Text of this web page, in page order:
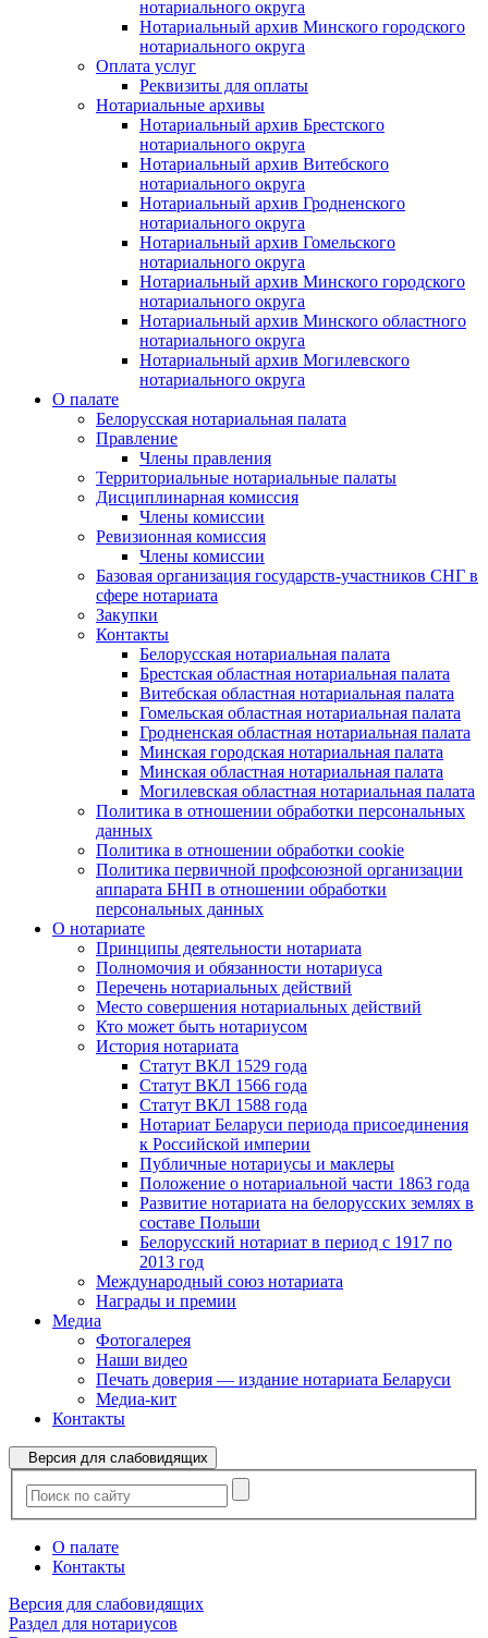
нотариального округа
Нотариальный архив Минского городского
нотариального округа
Оплата услуг
Реквизиты для оплаты
Нотариальные архивы
Нотариальный архив Брестского
нотариального округа
Нотариальный архив Витебского
нотариального округа
Нотариальный архив Гродненского
нотариального округа
Нотариальный архив Гомельского
нотариального округа
Нотариальный архив Минского городского
нотариального округа
Нотариальный архив Минского областного
нотариального округа
Нотариальный архив Могилевского
нотариального округа
О палате
Белорусская нотариальная палата
Правление
Члены правления
Территориальные нотариальные палаты
Дисциплинарная комиссия
Члены комиссии
Ревизионная комиссия
Члены комиссии
Базовая организация государств-участников СНГ в
сфере нотариата
Закупки
Контакты
Белорусская нотариальная палата
Брестская областная нотариальная палата
Витебская областная нотариальная палата
Гомельская областная нотариальная палата
Гродненская областная нотариальная палата
Минская городская нотариальная палата
Минская областная нотариальная палата
Могилевская областная нотариальная палата
Политика в отношении обработки персональных
данных
Политика в отношении обработки cookie
Политика первичной профсоюзной организации
аппарата БНП в отношении обработки
персональных данных
О нотариате
Принципы деятельности нотариата
Полномочия и обязанности нотариуса
Перечень нотариальных действий
Место совершения нотариальных действий
Кто может быть нотариусом
История нотариата
Статут ВКЛ 1529 года
Статут ВКЛ 1566 года
Статут ВКЛ 1588 года
Нотариат Беларуси периода присоединения
к Российской империи
Публичные нотариусы и маклеры
Положение о нотариальной части 1863 года
Развитие нотариата на белорусских землях в
составе Польши
Белорусский нотариат в период с 1917 по
2013 год
Международный союз нотариата
Награды и премии
Медиа
Фотогалерея
Наши видео
Печать доверия — издание нотариата Беларуси
Медиа-кит
Контакты
Версия для слабовидящих
О палате
Контакты
Версия для слабовидящих
Раздел для нотариусов